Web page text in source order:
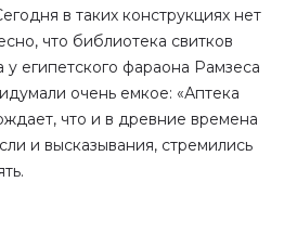
в таких конструкциях нет
что библиотека свитков
египетского фараона Рамзеса
очень емкое: «Аптека
что и в древние времена
и высказывания, стремились